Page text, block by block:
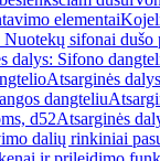
elementai
sifonai dušo
dalys: Sifono
Atsarginės
dangteliu
d52Atsarginės
dalių rinkiniai